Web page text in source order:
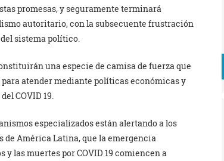
promesas, y seguramente terminará
autoritario, con la subsecuente frustración
sistema político.
una especie de camisa de fuerza que
atender mediante políticas económicas y
COVID 19.
especializados están alertando a los
de América Latina, que la emergencia
las muertes por COVID 19 comiencen a